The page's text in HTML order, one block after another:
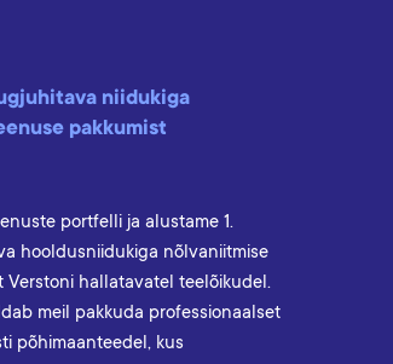
niidukiga
pakkumist
portfelli ja alustame 1.
hooldusniidukiga nõlvaniitmise
Verstoni hallatavatel teelõikudel.
meil pakkuda professionaalset
põhimaanteedel, kus